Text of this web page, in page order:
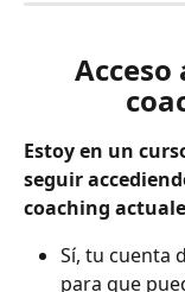
Estoy en un
seguir
coaching
Sí, tu cuenta
para que